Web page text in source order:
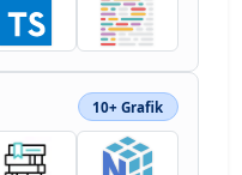
57 0 0 0
84.598 68.562
1.3-.358-
.566-.192-
10+ Grafik